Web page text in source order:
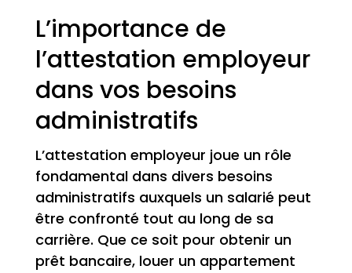
L’importance de
l’attestation employeur
dans vos besoins
administratifs
L’attestation employeur joue un rôle
fondamental dans divers besoins
administratifs auxquels un salarié peut
être confronté tout au long de sa
carrière. Que ce soit pour obtenir un
prêt bancaire, louer un appartement